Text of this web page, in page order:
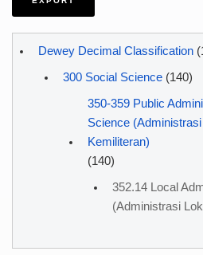
Dewey Decimal Classification
300 Social Science(140)
350-359 Public
Science
Kemiliteran)
(140)
352.14 Local
(Administrasi